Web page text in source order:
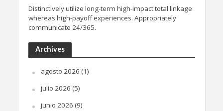
Distinctively utilize long-term high-impact total linkage
whereas high-payoff experiences. Appropriately
communicate 24/365.
Archives
agosto 2026 (1)
julio 2026 (5)
junio 2026 (9)